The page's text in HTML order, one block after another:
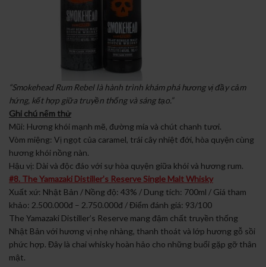
“Smokehead Rum Rebel là hành trình khám phá hương vị đầy cảm
hứng, kết hợp giữa truyền thống và sáng tạo.”
Ghi chú nếm thử
Mũi: Hương khói mạnh mẽ, đường mía và chút chanh tươi.
Vòm miệng: Vị ngọt của caramel, trái cây nhiệt đới, hòa quyện cùng
hương khói nồng nàn.
Hậu vị: Dài và độc đáo với sự hòa quyện giữa khói và hương rum.
#8. The Yamazaki Distiller’s Reserve Single Malt Whisky
Xuất xứ: Nhật Bản / Nồng độ: 43% / Dung tích: 700ml / Giá tham
khảo: 2.500.000đ – 2.750.000đ / Điểm đánh giá: 93/100
The Yamazaki Distiller’s Reserve mang đậm chất truyền thống
Nhật Bản với hương vị nhẹ nhàng, thanh thoát và lớp hương gỗ sồi
phức hợp. Đây là chai whisky hoàn hảo cho những buổi gặp gỡ thân
mật.